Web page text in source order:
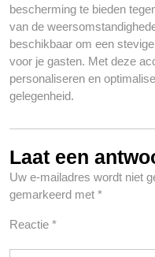
bescherming te bieden
van de
beschikbaar om een
voor je gasten. Met deze
personaliseren en
gelegenheid.
Laat een
Uw e-mailadres wordt niet
gemarkeerd met *
Reactie *